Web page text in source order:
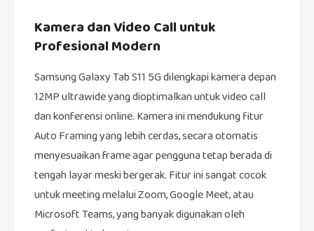
Kamera dan Video Call untuk
Profesional Modern
Samsung Galaxy Tab S11 5G dilengkapi kamera depan
12MP ultrawide yang dioptimalkan untuk video call
dan konferensi online. Kamera ini mendukung fitur
Auto Framing yang lebih cerdas, secara otomatis
menyesuaikan frame agar pengguna tetap berada di
tengah layar meski bergerak. Fitur ini sangat cocok
untuk meeting melalui Zoom, Google Meet, atau
Microsoft Teams, yang banyak digunakan oleh